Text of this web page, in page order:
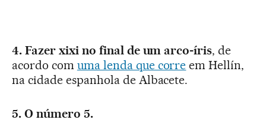
4. Fazer xixi no final de um arco-íris, de
acordo com uma lenda que corre em Hellín,
na cidade espanhola de Albacete.
5. O número 5.